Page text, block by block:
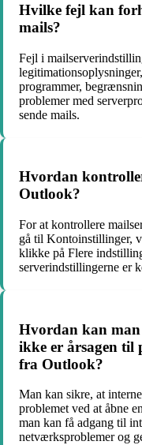
Hvilke fejl kan
mails?
Fejl i
programmer,
problemer med
sende mails.
Hvordan
Outlook?
For at kontrollere
gå til Kontoinstillinger,
klikke på Flere
serverindstillingerne er
Hvordan kan
ikke er årsagen til
fra Outlook?
Man kan sikre, at
problemet ved at åbne
man kan få adgang til
netværksproblemer og